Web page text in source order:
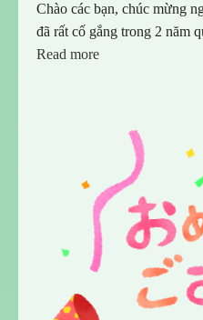
2021
Chào các bạn, chúc mừng
đã rất cố gắng trong 2 năm
Read more:
năm
2021:
Hình
ảnh